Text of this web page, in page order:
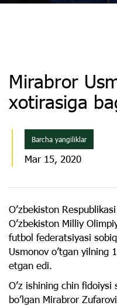
Mirabror
xotirasiga
Barcha yangiliklar
Mar 15, 2020
Oʼzbekiston
Oʼzbekiston Milliy
futbol federatsiyasi
Usmonov oʼtgan yilning
etgan edi.
Oʼz ishining chin
boʼlgan Mirabror